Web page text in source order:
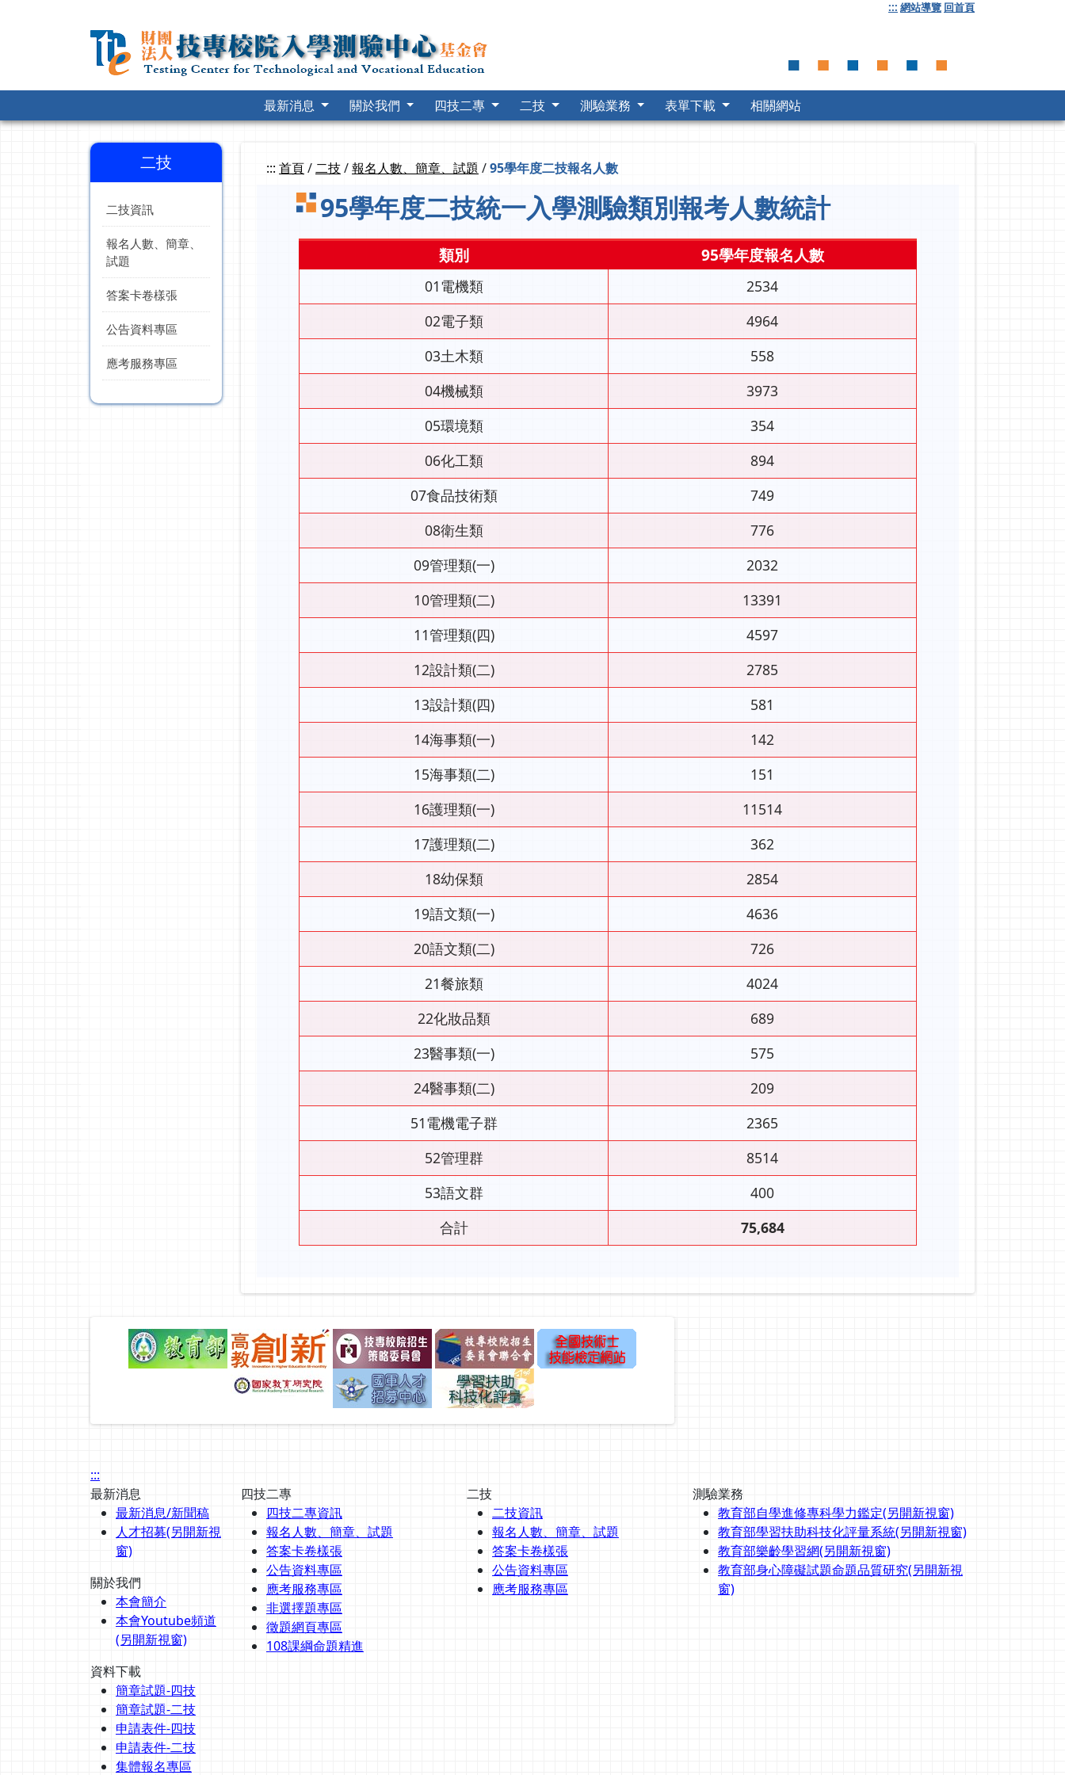
::: 網站導覽 回首頁
最新消息 關於我們 四技二專 二技 測驗業務 表單下載 相關網站
二技
二技資訊
報名人數、簡章、
試題
答案卡卷樣張
公告資料專區
應考服務專區
::: 首頁/二技/報名人數、簡章、試題 /95學年度二技報名人數
95學年度二技統一入學測驗類別報考人數統計
類別 95學年度報名人數
01電機類
2534
02電子類
4964
03土木類
558
04機械類
3973
05環境類
354
06化工類
894
07食品技術類
749
08衛生類
776
09管理類(一)
2032
10管理類(二)
13391
11管理類(四)
4597
12設計類(二)
2785
13設計類(四)
581
14海事類(一)
142
15海事類(二)
151
16護理類(一)
11514
17護理類(二)
362
18幼保類
2854
19語文類(一)
4636
20語文類(二)
726
21餐旅類
4024
22化妝品類
689
23醫事類(一)
575
24醫事類(二)
209
51電機電子群
2365
52管理群
8514
53語文群
400
合計
75,684
:::
最新消息
最新消息/新聞稿
人才招募(另開新視
窗)
關於我們
本會簡介
本會Youtube頻道
(另開新視窗)
資料下載
簡章試題-四技
簡章試題-二技
申請表件-四技
申請表件-二技
集體報名專區
四技二專
四技二專資訊
報名人數、簡章、試題
答案卡卷樣張
公告資料專區
應考服務專區
非選擇題專區
徵題網頁專區
108課綱命題精進
二技
二技資訊
報名人數、簡章、試題
答案卡卷樣張
公告資料專區
應考服務專區
測驗業務
教育部自學進修專科學力鑑定(另開新視窗)
教育部學習扶助科技化評量系統(另開新視窗)
教育部樂齡學習網(另開新視窗)
教育部身心障礙試題命題品質研究(另開新視
窗)